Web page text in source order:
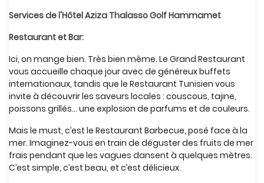
Services de l'Hôtel Aziza Thalasso Golf Hammamet
Restaurant et Bar:
Ici, on mange bien. Très bien même. Le Grand Restaurant
vous accueille chaque jour avec de généreux buffets
internationaux, tandis que le Restaurant Tunisien vous
invite à découvrir les saveurs locales : couscous, tajine,
poissons grillés… une explosion de parfums et de couleurs.
Mais le must, c’est le Restaurant Barbecue, posé face à la
mer. Imaginez-vous en train de déguster des fruits de mer
frais pendant que les vagues dansent à quelques mètres.
C’est simple, c’est beau, et c’est délicieux.